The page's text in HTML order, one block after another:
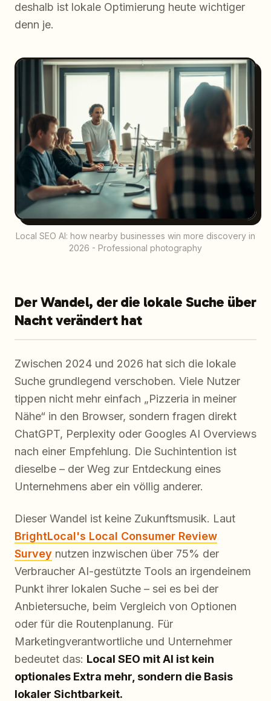
deshalb ist lokale Optimierung heute wichtiger
denn je.
Local SEO AI: how nearby businesses win more discovery in
2026 - Professional photography
Der Wandel, der die lokale Suche über
Nacht verändert hat
Zwischen 2024 und 2026 hat sich die lokale
Suche grundlegend verschoben. Viele Nutzer
tippen nicht mehr einfach „Pizzeria in meiner
Nähe“ in den Browser, sondern fragen direkt
ChatGPT, Perplexity oder Googles AI Overviews
nach einer Empfehlung. Die Suchintention ist
dieselbe – der Weg zur Entdeckung eines
Unternehmens aber ein völlig anderer.
Dieser Wandel ist keine Zukunftsmusik. Laut
BrightLocal's Local Consumer Review
Survey nutzen inzwischen über 75% der
Verbraucher AI-gestützte Tools an irgendeinem
Punkt ihrer lokalen Suche – sei es bei der
Anbietersuche, beim Vergleich von Optionen
oder für die Routenplanung. Für
Marketingverantwortliche und Unternehmer
bedeutet das: Local SEO mit AI ist kein
optionales Extra mehr, sondern die Basis
lokaler Sichtbarkeit.